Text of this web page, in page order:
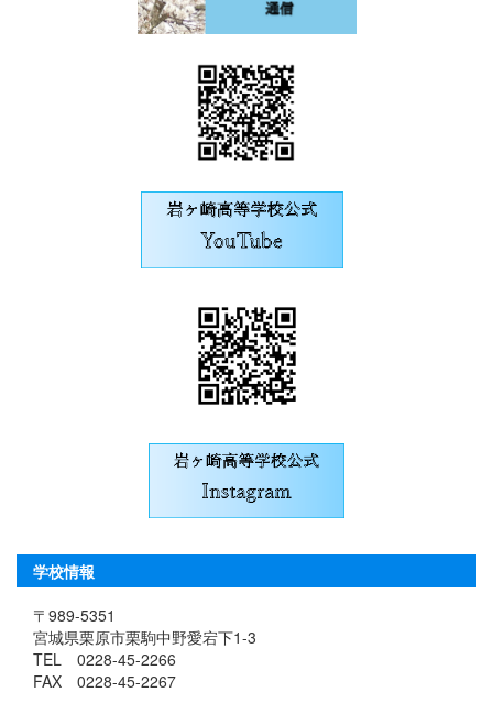
学校情報
〒989-5351
宮城県栗原市栗駒中野愛宕下1-3
TEL 0228-45-2266
FAX 0228-45-2267